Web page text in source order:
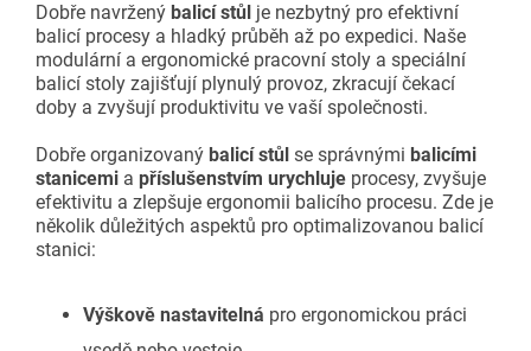
Dobře navržený balicí stůl je nezbytný pro efektivní
balicí procesy a hladký průběh až po expedici. Naše
modulární a ergonomické pracovní stoly a speciální
balicí stoly zajišťují plynulý provoz, zkracují čekací
doby a zvyšují produktivitu ve vaší společnosti.
Dobře organizovaný balicí stůl se správnými balicími
stanicemi a příslušenstvím urychluje procesy, zvyšuje
efektivitu a zlepšuje ergonomii balicího procesu. Zde je
několik důležitých aspektů pro optimalizovanou balicí
stanici:
Výškově nastavitelná pro ergonomickou práci